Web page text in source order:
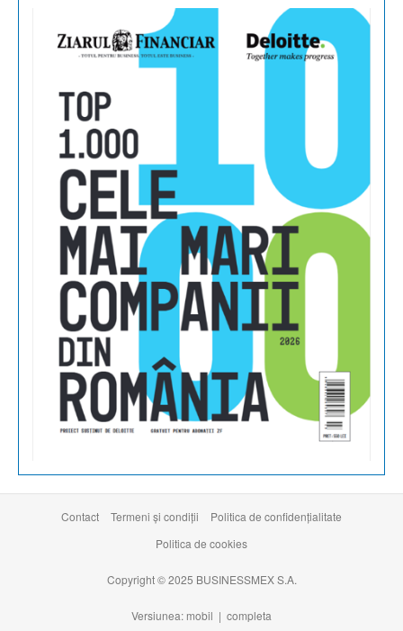
Contact Termeni şi condiţii
Politica de confidențialitate
Politica de cookies
Copyright © 2025 BUSINESSMEX S.A.
Versiunea: mobil | completa